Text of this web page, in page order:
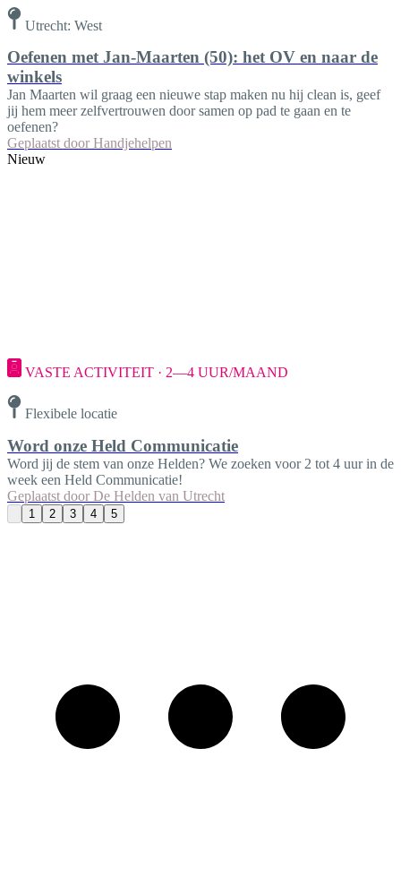
Utrecht: West
Oefenen met Jan-Maarten (50): het OV en naar de
winkels
Jan Maarten wil graag een nieuwe stap maken nu hij clean is, geef
jij hem meer zelfvertrouwen door samen op pad te gaan en te
oefenen?
Geplaatst door Handjehelpen
Nieuw
VASTE ACTIVITEIT · 2—4 UUR/MAAND
Flexibele locatie
Word onze Held Communicatie
Word jij de stem van onze Helden? We zoeken voor 2 tot 4 uur in de
week een Held Communicatie!
Geplaatst door De Helden van Utrecht
1 2 3 4 5